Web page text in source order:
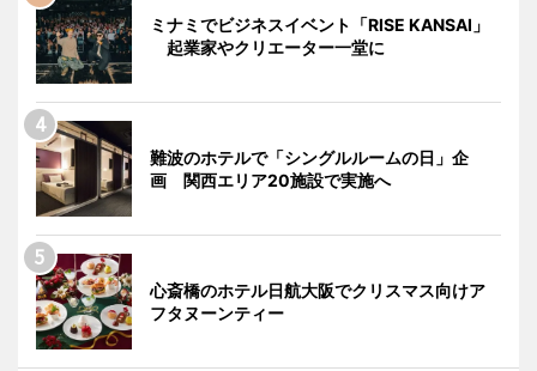
ミナミでビジネスイベント「RISE KANSAI」
起業家やクリエーター一堂に
難波のホテルで「シングルルームの日」企
画 関西エリア20施設で実施へ
心斎橋のホテル日航大阪でクリスマス向けア
フタヌーンティー